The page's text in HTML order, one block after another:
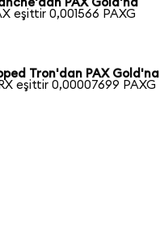
PAX Gold'na
eşittir 0,001566 PAXG
Tron'dan PAX Gold'na
eşittir 0,00007699 PAXG